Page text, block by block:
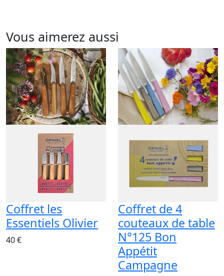
Vous aimerez aussi
Coffret les
Essentiels Olivier
40 €
Coffret de 4
couteaux de table
N°125 Bon
Appétit
Campagne